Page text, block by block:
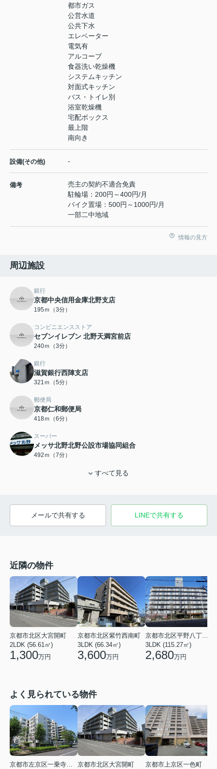
都市ガス
公営水道
公共下水
エレベーター
電気有
アルコーブ
食器洗い乾燥機
システムキッチン
対面式キッチン
バス・トイレ別
浴室乾燥機
宅配ボックス
最上階
南向き
設備(その他) -
備考
売主の契約不適合免責
駐輪場：200円～400円/月
バイク置場：500円～1000円/月
一部二中地域
情報の見方
周辺施設
銀行
京都中央信用金庫北野支店
195ｍ（3分）
コンビニエンスストア
セブンイレブン 北野天満宮前店
240ｍ（3分）
銀行
滋賀銀行西陣支店
321ｍ（5分）
郵便局
京都仁和郵便局
418ｍ（6分）
スーパー
メッサ北野北野公設市場協同組合
492ｍ（7分）
すべて見る
メールで共有する LINEで共有する
近隣の物件
京都市北区大宮開町
2LDK (56.61㎡)
1,300万円
京都市北区紫竹西南町
3LDK (66.34㎡)
3,600万円
3LDK (115.27㎡)
2,680万円
よく見られている物件
京都市北区大宮開町
京都市上京区一色町